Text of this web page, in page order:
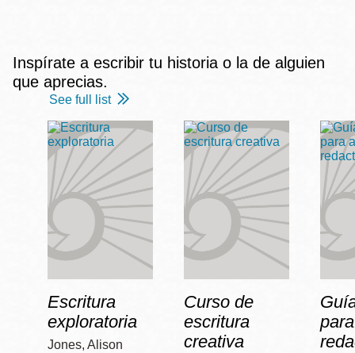
Inspírate a escribir tu historia o la de alguien
que aprecias.
See full list
Escritura
exploratoria
Jones, Alison
Curso de
escritura
creativa